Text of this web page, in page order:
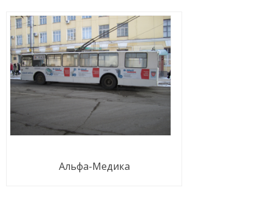
Альфа-Медика